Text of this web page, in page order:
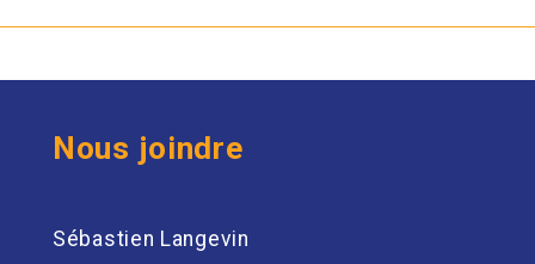
Nous joindre
Sébastien Langevin